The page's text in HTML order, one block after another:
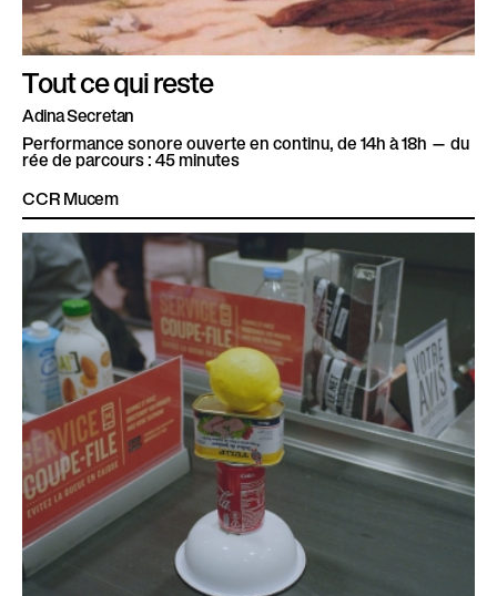
Tout ce qui reste
Adina Secretan
Performance sonore ouverte en continu, de 14h à 18h — du
rée de parcours : 45 minutes
CCR Mucem